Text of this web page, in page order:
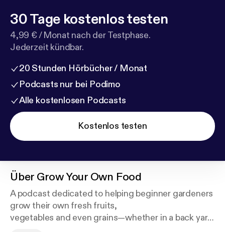
30 Tage kostenlos testen
4,99 € / Monat nach der Testphase.
Jederzeit kündbar.
20 Stunden Hörbücher / Monat
Podcasts nur bei Podimo
Alle kostenlosen Podcasts
Kostenlos testen
Über Grow Your Own Food
A podcast dedicated to helping beginner gardeners
grow their own fresh fruits,
vegetables and even grains—whether in a back yard